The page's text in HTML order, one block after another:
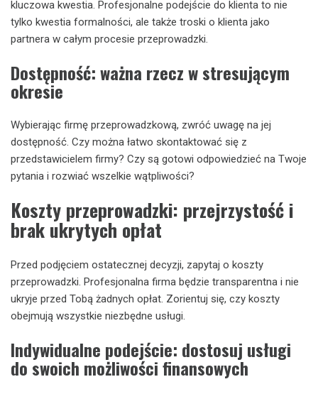
kluczowa kwestia. Profesjonalne podejście do klienta to nie
tylko kwestia formalności, ale także troski o klienta jako
partnera w całym procesie przeprowadzki.
Dostępność: ważna rzecz w stresującym
okresie
Wybierając firmę przeprowadzkową, zwróć uwagę na jej
dostępność. Czy można łatwo skontaktować się z
przedstawicielem firmy? Czy są gotowi odpowiedzieć na Twoje
pytania i rozwiać wszelkie wątpliwości?
Koszty przeprowadzki: przejrzystość i
brak ukrytych opłat
Przed podjęciem ostatecznej decyzji, zapytaj o koszty
przeprowadzki. Profesjonalna firma będzie transparentna i nie
ukryje przed Tobą żadnych opłat. Zorientuj się, czy koszty
obejmują wszystkie niezbędne usługi.
Indywidualne podejście: dostosuj usługi
do swoich możliwości finansowych